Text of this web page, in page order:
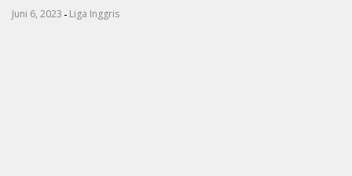
Juni 6, 2023 - Liga Inggris